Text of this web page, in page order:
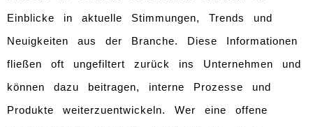
Einblicke in aktuelle Stimmungen, Trends und
Neuigkeiten aus der Branche. Diese Informationen
fließen oft ungefiltert zurück ins Unternehmen und
können dazu beitragen, interne Prozesse und
Produkte weiterzuentwickeln. Wer eine offene